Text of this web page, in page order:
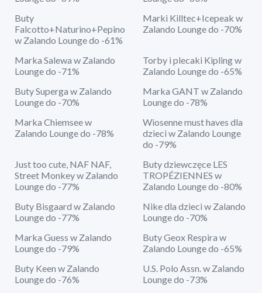
Buty
Falcotto+Naturino+Pepino
w Zalando Lounge do -61%
Marki Killtec+Icepeak w
Zalando Lounge do -70%
Marka Salewa w Zalando
Lounge do -71%
Torby i plecaki Kipling w
Zalando Lounge do -65%
Buty Superga w Zalando
Lounge do -70%
Marka GANT w Zalando
Lounge do -78%
Marka Chiemsee w
Zalando Lounge do -78%
Wiosenne must haves dla
dzieci w Zalando Lounge
do -79%
Just too cute, NAF NAF,
Street Monkey w Zalando
Lounge do -77%
Buty dziewczęce LES
TROPÉZIENNES w
Zalando Lounge do -80%
Buty Bisgaard w Zalando
Lounge do -77%
Nike dla dzieci w Zalando
Lounge do -70%
Marka Guess w Zalando
Lounge do -79%
Buty Geox Respira w
Zalando Lounge do -65%
Buty Keen w Zalando
Lounge do -76%
U.S. Polo Assn. w Zalando
Lounge do -73%